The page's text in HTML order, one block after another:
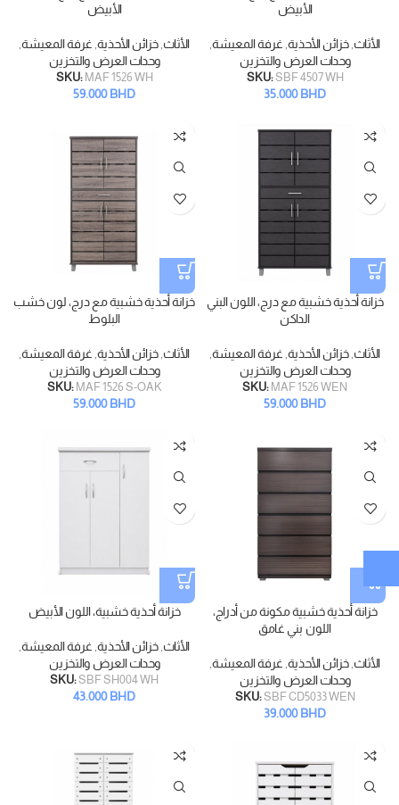
الأبيض
الأثاث خزائن الأحذية غرفة المعيشة
وحدات العرض والتخزين
SKU:SBF 4507 WH
35.000BHD
الأبيض
الأثاث خزائن الأحذية غرفة المعيشة
وحدات العرض والتخزين
SKU: MAF 1526 WH
59.000BHD
خزانة أحذية خشبية مع درج، اللون البني
الداكن
الأثاث خزائن الأحذية غرفة المعيشة
وحدات العرض والتخزين
SKU: MAF 1526 WEN
59.000BHD
خزانة أحذية خشبية مع درج، لون خشب
البلوط
الأثاث خزائن الأحذية غرفة المعيشة
وحدات العرض والتخزين
SKU: MAF 1526 S-OAK
59.000BHD
خزانة أحذية خشبية مكونة من أدراج،
اللون بني غامق
الأثاث خزائن الأحذية غرفة المعيشة
وحدات العرض والتخزين
SKU:SBF CD5033 WEN
39.000BHD
خزانة أحذية خشبية، اللون الأبيض
الأثاث خزائن الأحذية غرفة المعيشة
وحدات العرض والتخزين
SKU:SBF SH004 WH
43.000BHD